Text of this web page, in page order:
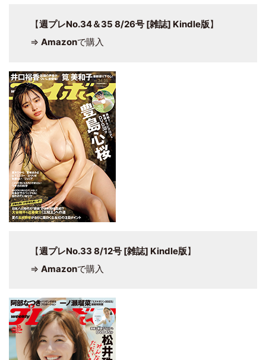
【週プレNo.34＆35 8/26号 [雑誌] Kindle版】
⇒ Amazonで購入
【週プレNo.33 8/12号 [雑誌] Kindle版】
⇒ Amazonで購入